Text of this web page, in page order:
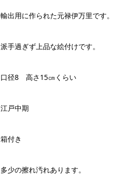
輸出用に作られた元禄伊万里です。
派手過ぎず上品な絵付けです。
口径8 高さ15㎝くらい
江戸中期
箱付き
多少の擦れ汚れあります。